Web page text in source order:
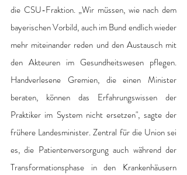
die CSU-Fraktion. „Wir müssen, wie nach dem
bayerischen Vorbild, auch im Bund endlich wieder
mehr miteinander reden und den Austausch mit
den Akteuren im Gesundheitswesen pflegen.
Handverlesene Gremien, die einen Minister
beraten, können das Erfahrungswissen der
Praktiker im System nicht ersetzen", sagte der
frühere Landesminister. Zentral für die Union sei
es, die Patientenversorgung auch während der
Transformationsphase in den Krankenhäusern